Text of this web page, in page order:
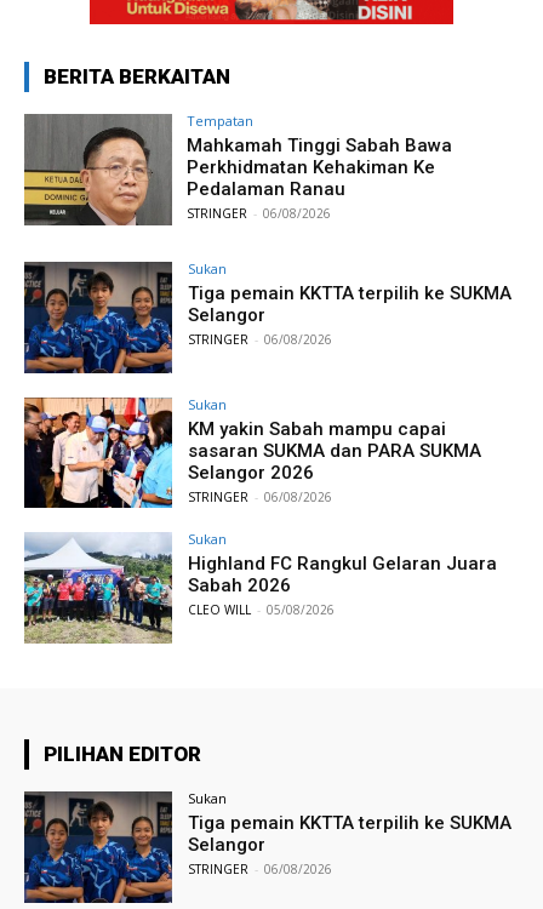
BERITA BERKAITAN
Tempatan
Mahkamah Tinggi Sabah Bawa
Perkhidmatan Kehakiman Ke
Pedalaman Ranau
STRINGER - 06/08/2026
Sukan
Tiga pemain KKTTA terpilih ke SUKMA
Selangor
STRINGER - 06/08/2026
Sukan
KM yakin Sabah mampu capai
sasaran SUKMA dan PARA SUKMA
Selangor 2026
STRINGER - 06/08/2026
Sukan
Highland FC Rangkul Gelaran Juara
Sabah 2026
CLEO WILL - 05/08/2026
PILIHAN EDITOR
Sukan
Tiga pemain KKTTA terpilih ke SUKMA
Selangor
STRINGER - 06/08/2026